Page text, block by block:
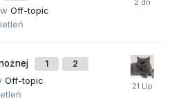
w Off-topic
1 2
Off-topic